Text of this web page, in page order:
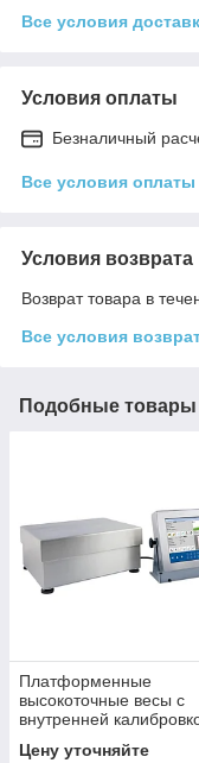
Все условия
Условия оплаты
Безналичный
Все условия оплаты
Условия возврата
Возврат товара в
Все условия
Подобные товары
Платформенные
высокоточные весы с
внутренней
Цену уточняйте